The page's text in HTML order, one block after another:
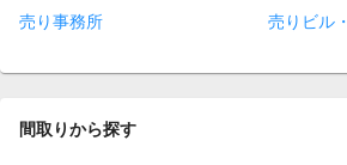
売り事務所 売りビル
間取りから探す